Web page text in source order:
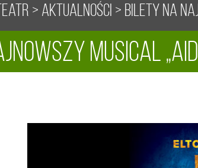
> Aktualności > Bilety na
musical